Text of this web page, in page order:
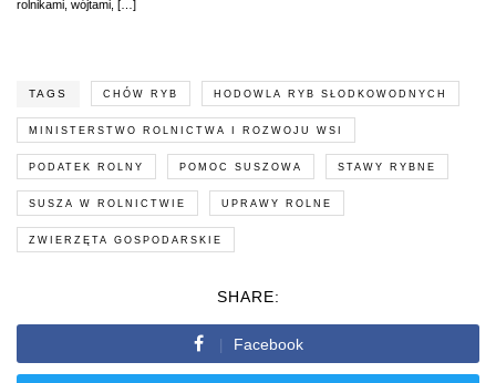
rolnikami, wójtami, […]
TAGS CHÓW RYB HODOWLA RYB SŁODKOWODNYCH
MINISTERSTWO ROLNICTWA I ROZWOJU WSI
PODATEK ROLNY POMOC SUSZOWA STAWY RYBNE
SUSZA W ROLNICTWIE UPRAWY ROLNE
ZWIERZĘTA GOSPODARSKIE
SHARE:
Facebook